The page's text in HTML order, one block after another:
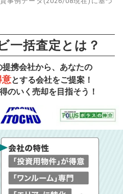
一括査定とは？
提携会社から、あなたの
意とする会社をご提案！
のいく売却を目指そう！